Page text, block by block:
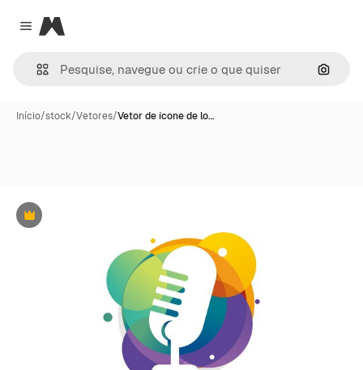
Close menu
Magnific
Início/stock/Vetores/Vetor de ícone de lo…
Premium